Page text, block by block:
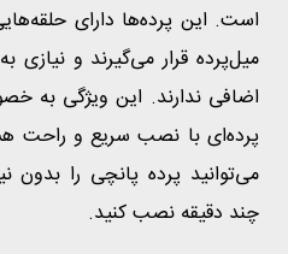
است. این پرده‌ها دارای
میل‌پرده قرار می‌گیرند و
اضافی ندارند. این ویژگی به
پرده‌ای با نصب سریع و راحت
می‌توانید پرده پانچی را
چند دقیقه نصب کنید.